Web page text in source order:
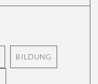
BILDUNG